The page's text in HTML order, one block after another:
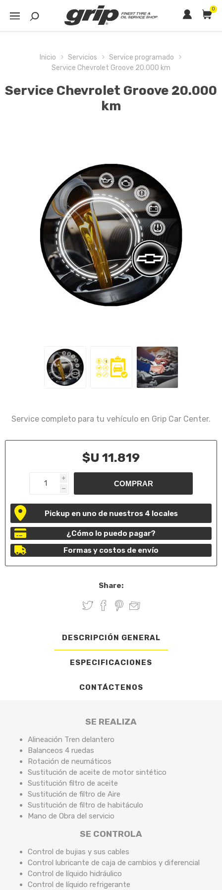
0
Inicio Servicios
Service programado
Service Chevrolet Groove 20.000 km
Service Chevrolet Groove 20.000
km
Service completo para tu vehículo en Grip Car Center.
$U 11.819
i
h
Pickup en uno de nuestros 4 locales
¿Cómo lo puedo pagar?
Formas y costos de envío
Share:
DESCRIPCIÓN GENERAL
ESPECIFICACIONES
CONTÁCTENOS
SE REALIZA
Alineación Tren delantero
Balanceos 4 ruedas
Rotación de neumáticos
Sustitución de aceite de motor sintético
Sustitución filtro de aceite
Sustitución de filtro de Aire
Sustitución de filtro de habitáculo
Mano de Obra del servicio
SE CONTROLA
Control de bujias y sus cables
Control lubricante de caja de cambios y diferencial
Control de líquido hidráulico
Control de líquido refrigerante